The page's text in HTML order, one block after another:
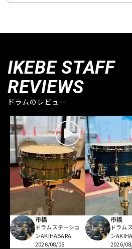
IKEBE STAFF
REVIEWS
ドラムのレビュー
市橋
ドラムステーショ
ンAKIHABARA
2026/08/06
市橋
ドラム
ン
2026/